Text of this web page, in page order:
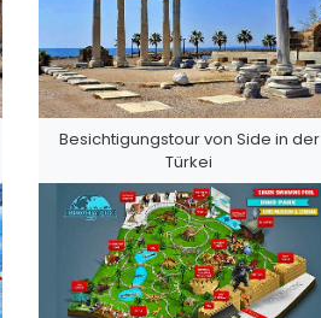
Besichtigungstour von Side in der
Türkei